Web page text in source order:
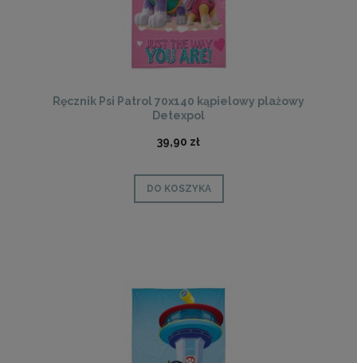
Ręcznik Psi Patrol 70x140 kąpielowy plażowy
Detexpol
39,90 zł
DO KOSZYKA